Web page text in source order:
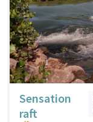
Sensation
raft